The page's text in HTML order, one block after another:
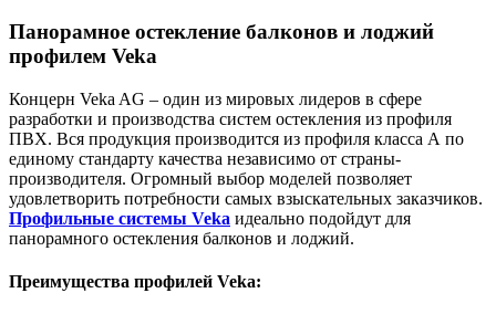
Панорамное остекление балконов и лоджий
профилем Veka
Концерн Veka AG – один из мировых лидеров в сфере
разработки и производства систем остекления из профиля
ПВХ. Вся продукция производится из профиля класса А по
единому стандарту качества независимо от страны-
производителя. Огромный выбор моделей позволяет
удовлетворить потребности самых взыскательных заказчиков.
Профильные системы Veka идеально подойдут для
панорамного остекления балконов и лоджий.
Преимущества профилей Veka: